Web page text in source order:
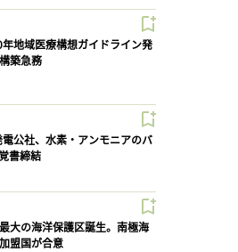
年地域医療構想ガイドライン発
築急務
電公社、水素・アンモニアのバ
書締結
大の海洋保護区誕生。南極海
盟国が合意